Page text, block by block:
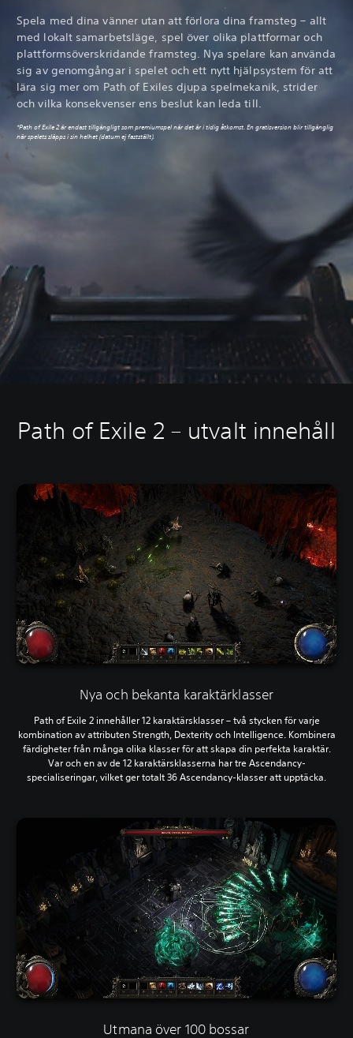
Spela med dina vänner utan att förlora dina framsteg – allt
med lokalt samarbetsläge, spel över olika plattformar och
plattformsöverskridande framsteg. Nya spelare kan använda
sig av genomgångar i spelet och ett nytt hjälpsystem för att
lära sig mer om Path of Exiles djupa spelmekanik, strider
och vilka konsekvenser ens beslut kan leda till.
*Path of Exile 2 är endast tillgängligt som premiumspel när det är i tidig åtkomst. En gratisversion blir tillgänglig
när spelets släpps i sin helhet (datum ej fastställt).
Path of Exile 2 – utvalt innehåll
Nya och bekanta karaktärklasser
Path of Exile 2 innehåller 12 karaktärsklasser – två stycken för varje
kombination av attributen Strength, Dexterity och Intelligence. Kombinera
färdigheter från många olika klasser för att skapa din perfekta karaktär.
Var och en av de 12 karaktärsklasserna har tre Ascendancy-
specialiseringar, vilket ger totalt 36 Ascendancy-klasser att upptäcka.
Utmana över 100 bossar